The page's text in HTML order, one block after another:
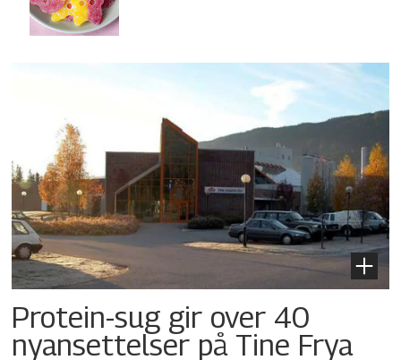
Protein-sug gir over 40
nyansettelser på Tine Frya